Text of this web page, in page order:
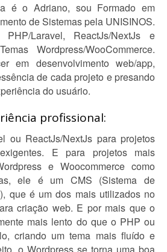
é o Adriano, sou Formado em
de Sistemas pela UNISINOS.
Laravel, ReactJs/NextJs e
Wordpress/WooCommerce.
em desenvolvimento web/app,
de cada projeto e presando
do usuário.
profissional:
ou ReactJs/NextJs para projetos
E para projetos mais
e Woocommerce como
ele é um CMS (Sistema de
que é um dos mais utilizados no
criação web. E por mais que o
mais lento do que o PHP ou
criando um tema mais fluído e